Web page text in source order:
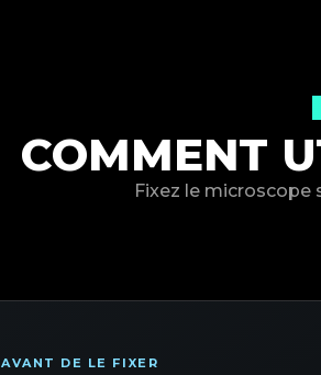
COMMENT
Fixez le microscope
AVANT DE LE FIXER